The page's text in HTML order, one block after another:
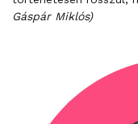
Gáspár Miklós)